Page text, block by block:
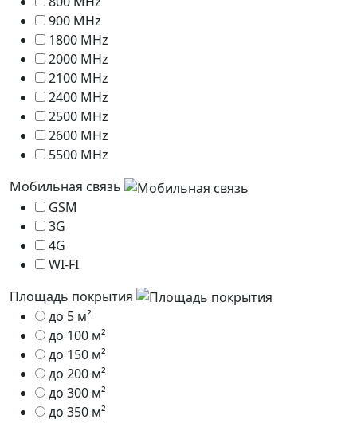
900 MHz
1800 MHz
2000 MHz
2100 MHz
2400 MHz
2500 MHz
2600 MHz
5500 MHz
Мобильная связь
GSM
3G
4G
WI-FI
Площадь покрытия
до 5 м²
до 100 м²
до 150 м²
до 200 м²
до 300 м²
до 350 м²